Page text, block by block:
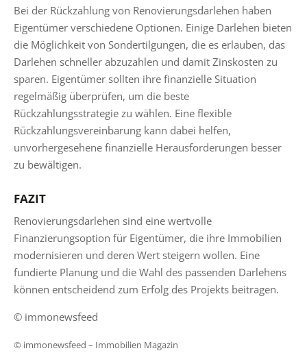
Bei der Rückzahlung von Renovierungsdarlehen haben
Eigentümer verschiedene Optionen. Einige Darlehen bieten
die Möglichkeit von Sondertilgungen, die es erlauben, das
Darlehen schneller abzuzahlen und damit Zinskosten zu
sparen. Eigentümer sollten ihre finanzielle Situation
regelmäßig überprüfen, um die beste
Rückzahlungsstrategie zu wählen. Eine flexible
Rückzahlungsvereinbarung kann dabei helfen,
unvorhergesehene finanzielle Herausforderungen besser
zu bewältigen.
FAZIT
Renovierungsdarlehen sind eine wertvolle
Finanzierungsoption für Eigentümer, die ihre Immobilien
modernisieren und deren Wert steigern wollen. Eine
fundierte Planung und die Wahl des passenden Darlehens
können entscheidend zum Erfolg des Projekts beitragen.
© immonewsfeed
© immonewsfeed – Immobilien Magazin